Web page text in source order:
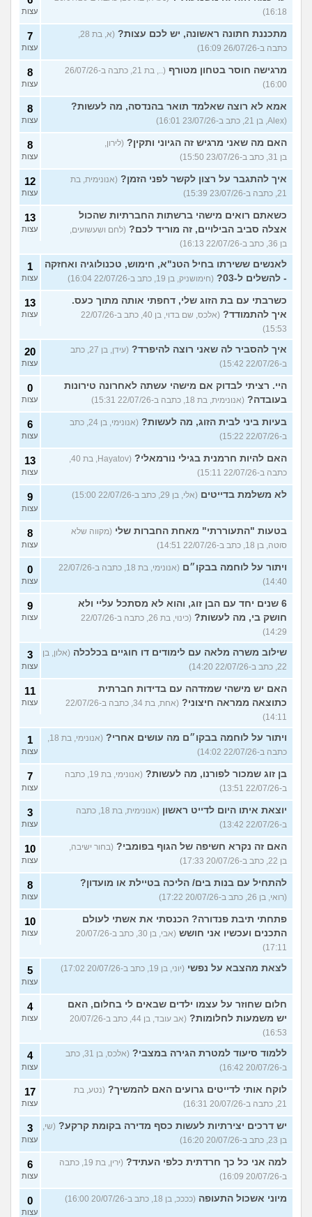
16:18)
עצות
מתכננת חתונה ראשונה, יש לכם עצות?
כתבה ב-26/07/26 16:09)
7
עצות
מרגישה חוסר בטחון מטורף
(.., בת 21, כתבה ב-26/07/26
16:00)
8
עצות
אמא לא רוצה שאלמד תואר בהנדסה, מה לעשות?
(Alex, בן 21, כתב ב-23/07/26 16:01)
8
עצות
האם מה שאני מרגיש זה הגיוני ותקין? (לירון,
בן 31, כתב ב-23/07/26 15:50)
8
עצות
איך להתגבר על רצון לקשר לפני הזמן? (אנונימית, בת
21, כתבה ב-23/07/26 15:39)
12
עצות
כשאתם רואים מישהי ברשתות החברתיות שהכול
אצלה סביב הבילויים, זה מוריד לכם? (לחם ושעשועים,
בן 36, כתב ב-22/07/26 16:13)
13
עצות
לאנשים ששירתו בחיל הטנ"א, חימוש, טכנולוגיה ואחזקה
- להשלים ל-03?
(חימושניק, בן 19, כתב ב-22/07/26 16:04)
1
עצות
כשרבתי עם בת הזוג שלי, דחפתי אותה מתוך כעס.
איך להתמודד?
(אלכס, שם בדוי, בן 40, כתב ב-22/07/26
15:53)
13
עצות
איך להסביר לה שאני רוצה להיפרד?
(עידן, בן 27, כתב
ב-22/07/26 15:42)
20
עצות
היי. רציתי לבדוק אם מישהי עשתה לאחרונה טירונות
בעובדה? (אנונימית, בת 18, כתבה ב-22/07/26 15:31)
0
עצות
בעיות ביני לבית הזוג, מה לעשות?
(אנונימי, בן 24, כתב
ב-22/07/26 15:22)
6
עצות
האם להיות חרמנית בגילי נורמאלי?
כתבה ב-22/07/26 15:11)
13
עצות
לא משלמת בדייטים (אלי, בן 29, כתב ב-22/07/26 15:00) 9
עצות
בטעות "התעוררתי" מאחת החברות שלי (מקווה שלא
סוטה, בן 18, כתב ב-22/07/26 14:51)
8
עצות
ויתור על לוחמה בבקו״ם
(אנונימי, בת 18, כתבה ב-22/07/26
14:40)
0
עצות
6 שנים יחד עם הבן זוג, והוא לא מסתכל עליי ולא
חושק בי, מה לעשות?
(כינוי, בת 26, כתבה ב-22/07/26
14:29)
9
עצות
שילוב משרה מלאה עם לימודים דו חוגיים בכלכלה (אלון, בן
22, כתב ב-22/07/26 14:20)
3
עצות
האם יש מישהי שמזדהה עם בדידות חברתית
כתוצאה ממראה חיצוני?
(אחת, בת 34, כתבה ב-22/07/26
14:11)
11
עצות
ויתור על לוחמה בבקו״ם מה עושים אחרי?
כתבה ב-22/07/26 14:02)
1
עצות
בן זוג שמכור לפורנו, מה לעשות?
(אנונימי, בת 19, כתבה
ב-22/07/26 13:51)
7
עצות
יוצאת איתו היום לדייט ראשון
(אנונימית, בת 18, כתבה
ב-22/07/26 13:42)
3
עצות
האם זה נקרא חשיפה של הגוף בפומבי? (בחור ישיבה,
בן 22, כתב ב-20/07/26 17:33)
10
עצות
להתחיל עם בנות בים/ הליכה בטיילת או מועדון?
(רואי, בן 26, כתב ב-20/07/26 17:22)
8
עצות
פתחתי תיבת פנדורה? הכנסתי את אשתי לעולם
התכנים ועכשיו אני חושש
(אבי, בן 30, כתב ב-20/07/26
17:11)
10
עצות
לצאת מהצבא על נפשי (יוני, בן 19, כתב ב-20/07/26 17:02) 5
עצות
חלום שחוזר על עצמו ילדים שבאים לי בחלום, האם
יש משמעות לחלומות?
(אב עובד, בן 44, כתב ב-20/07/26
16:53)
4
עצות
ללמוד סיעוד למטרת הגירה במצבי?
(אלכס, בן 31, כתב
ב-20/07/26 16:42)
4
עצות
לוקח אותי לדייטים גרועים האם להמשיך? (נטע, בת
21, כתבה ב-20/07/26 16:31)
17
עצות
יש דרכים יצירתיות לעשות כסף מדירה בקומת קרקע? (שי,
בן 23, כתב ב-20/07/26 16:20)
3
עצות
למה אני כל כך חרדתית כלפי העתיד?
(ירין, בת 19, כתבה
ב-20/07/26 16:09)
6
עצות
מיוני אשכול התעופה (ככככ, בן 18, כתב ב-20/07/26 16:00) 0
עצות